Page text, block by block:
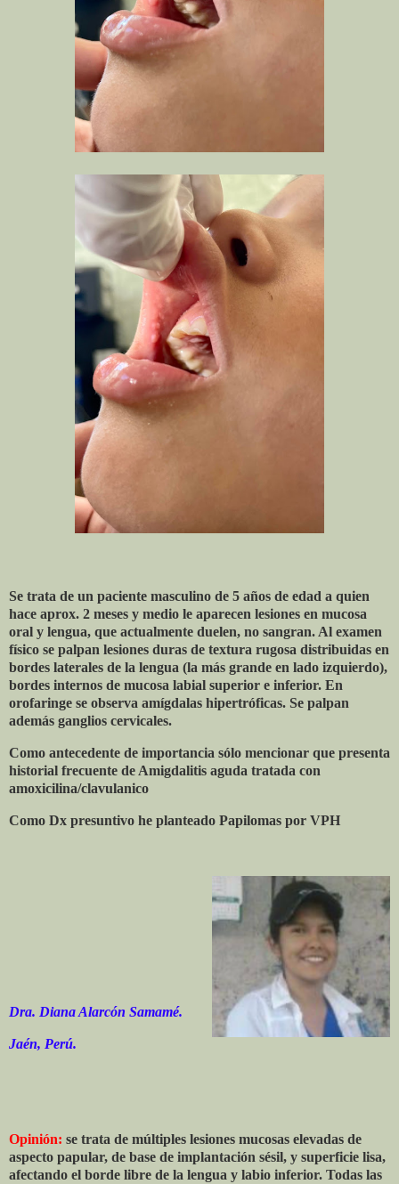
Se trata de un paciente masculino de 5 años de edad a quien
hace aprox. 2 meses y medio le aparecen lesiones en mucosa
oral y lengua, que actualmente duelen, no sangran. Al examen
físico se palpan lesiones duras de textura rugosa distribuidas en
bordes laterales de la lengua (la más grande en lado izquierdo),
bordes internos de mucosa labial superior e inferior. En
orofaringe se observa amígdalas hipertróficas. Se palpan
además ganglios cervicales.
Como antecedente de importancia sólo mencionar que presenta
historial frecuente de Amigdalitis aguda tratada con
amoxicilina/clavulanico
Como Dx presuntivo he planteado Papilomas por VPH
Dra. Diana Alarcón Samamé.
Jaén, Perú.
Opinión: se trata de múltiples lesiones mucosas elevadas de
aspecto papular, de base de implantación sésil, y superficie lisa,
afectando el borde libre de la lengua y labio inferior. Todas las